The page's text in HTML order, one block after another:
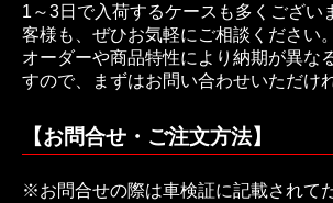
1～3日で入荷するケースも多くござい
客様も、ぜひお気軽にご相談ください
オーダーや商品特性により納期が異な
すので、まずはお問い合わせいただけ
【お問合せ・ご注文方法】
※お問合せの際は車検証に記載されて